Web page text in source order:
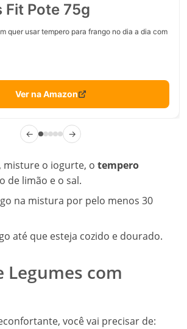
Fit Pote 75g
quer usar tempero para frango no dia a dia com
Ver na Amazon
← →
misture o iogurte, o tempero
de limão e o sal.
na mistura por pelo menos 30
até que esteja cozido e dourado.
Legumes com
você vai precisar de: